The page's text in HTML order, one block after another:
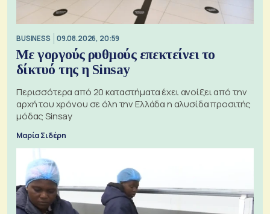
BUSINESS 09.08.2026, 20:59
Με γοργούς ρυθμούς επεκτείνει το
δίκτυό της η Sinsay
Περισσότερα από 20 καταστήματα έχει ανοίξει από την
αρχή του χρόνου σε όλη την Ελλάδα η αλυσίδα προσιτής
μόδας Sinsay
Μαρία Σιδέρη